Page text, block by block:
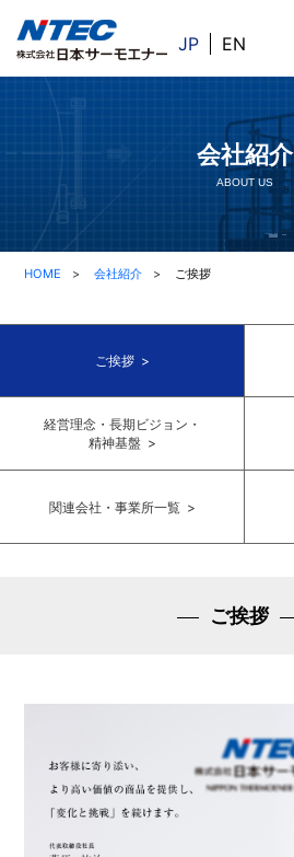
JP EN
会社紹介
ABOUT US
HOME 会社紹介 ご挨拶
ご挨拶 >
経営理念・長期ビジョン・
精神基盤 >
関連会社・事業所一覧 >
ご挨拶